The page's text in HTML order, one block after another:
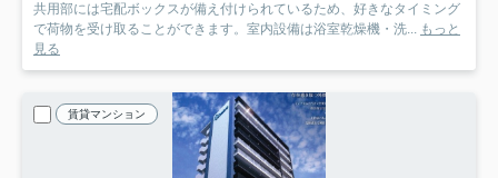
共用部には宅配ボックスが備え付けられているため、好きなタイミング
で荷物を受け取ることができます。室内設備は浴室乾燥機・洗... もっと
見る
賃貸マンション